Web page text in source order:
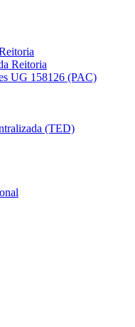
Reitoria
UG 158126 (PAC)
(TED)